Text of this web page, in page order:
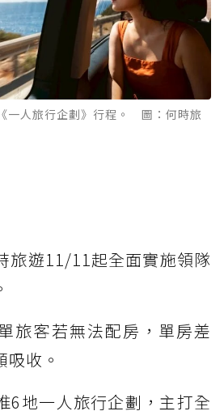
一人旅行企劃》行程。 圖：何時旅
旅遊11/11起全面實施領隊
旅客若無法配房，單房差
吸收。
6地一人旅行企劃，主打全